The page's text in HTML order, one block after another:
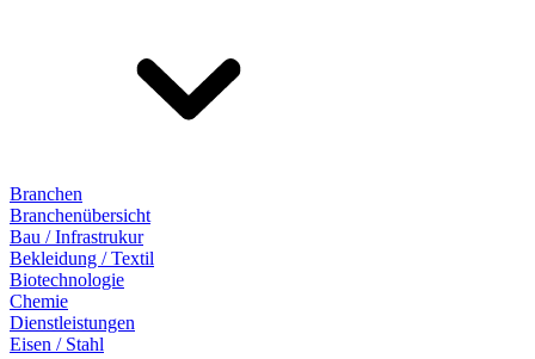
Branchen
Branchenübersicht
Bau / Infrastrukur
Bekleidung / Textil
Biotechnologie
Chemie
Dienstleistungen
Eisen / Stahl